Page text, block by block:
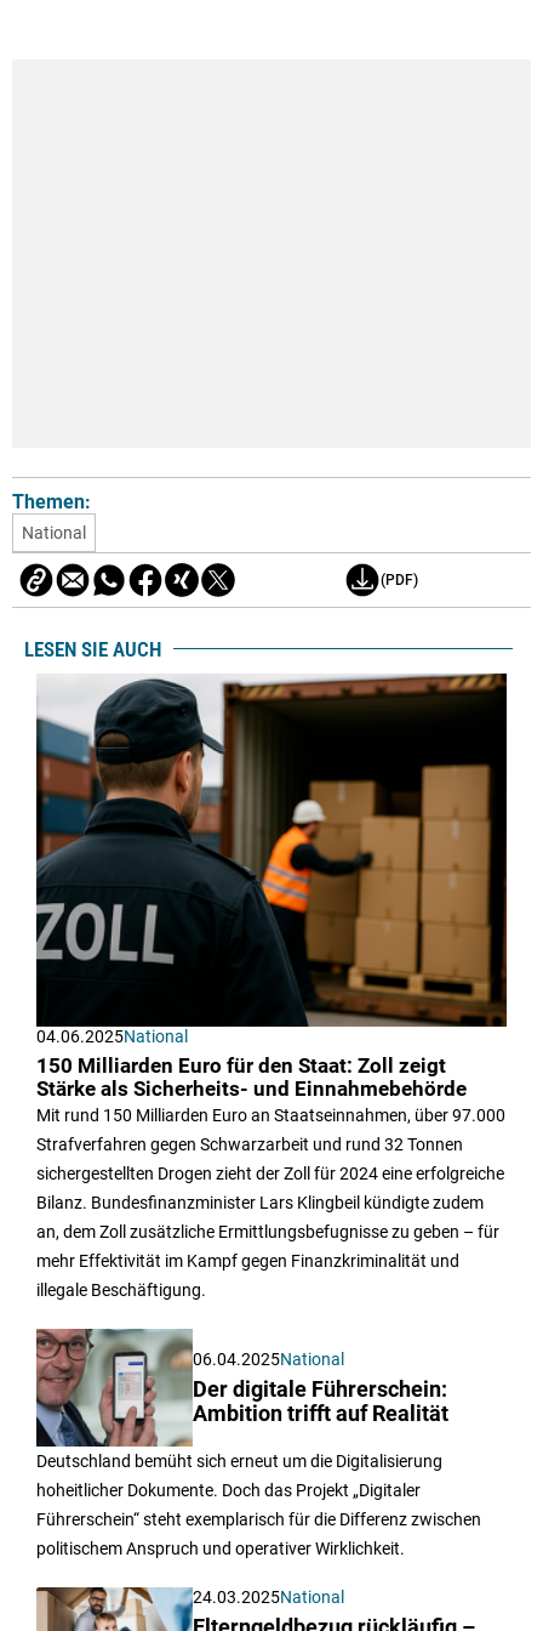
Themen:
National
(PDF)
LESEN SIE AUCH
04.06.2025National
150 Milliarden Euro für den Staat: Zoll zeigt
Stärke als Sicherheits- und Einnahmebehörde
Mit rund 150 Milliarden Euro an Staatseinnahmen, über 97.000
Strafverfahren gegen Schwarzarbeit und rund 32 Tonnen
sichergestellten Drogen zieht der Zoll für 2024 eine erfolgreiche
Bilanz. Bundesfinanzminister Lars Klingbeil kündigte zudem
an, dem Zoll zusätzliche Ermittlungsbefugnisse zu geben – für
mehr Effektivität im Kampf gegen Finanzkriminalität und
illegale Beschäftigung.
06.04.2025National
Der digitale Führerschein:
Ambition trifft auf Realität
Deutschland bemüht sich erneut um die Digitalisierung
hoheitlicher Dokumente. Doch das Projekt „Digitaler
Führerschein“ steht exemplarisch für die Differenz zwischen
politischem Anspruch und operativer Wirklichkeit.
24.03.2025National